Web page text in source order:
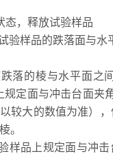
态，释放试验样品
验样品的跌落面与水
落的棱与水平面之
规定面与冲击台面夹
较大的数值为准）
。
样品上规定面与冲